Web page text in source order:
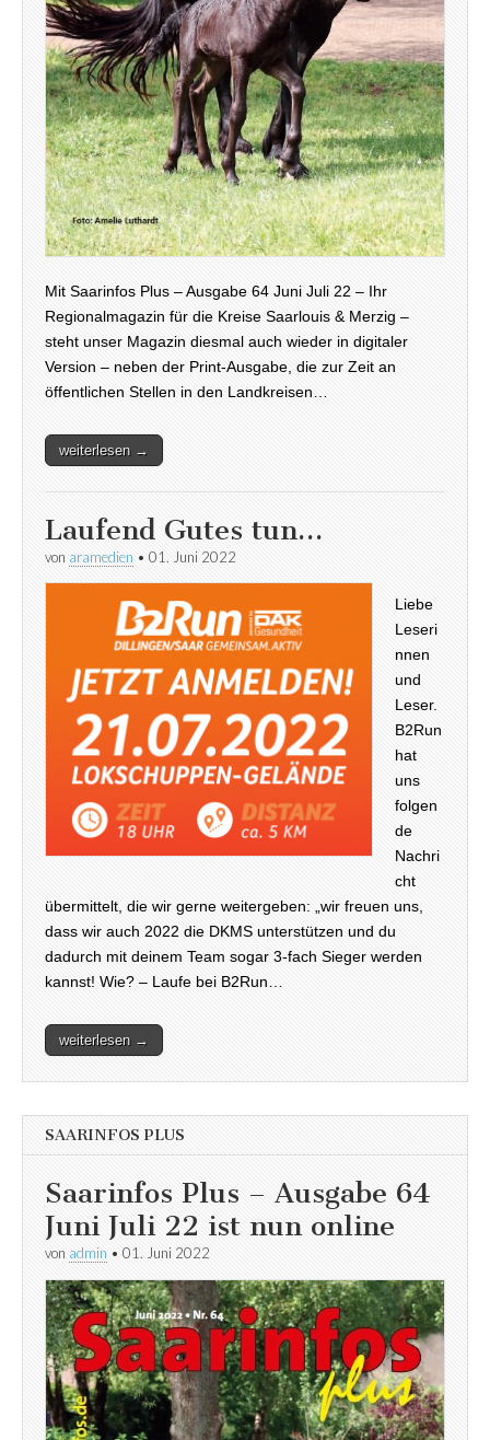
Mit Saarinfos Plus – Ausgabe 64 Juni Juli 22 – Ihr
Regionalmagazin für die Kreise Saarlouis & Merzig –
steht unser Magazin diesmal auch wieder in digitaler
Version – neben der Print-Ausgabe, die zur Zeit an
öffentlichen Stellen in den Landkreisen…
weiterlesen →
Laufend Gutes tun…
von aramedien • 01. Juni 2022
Liebe
Leseri
nnen
und
Leser.
B2Run
hat
uns
folgen
de
Nachri
cht
übermittelt, die wir gerne weitergeben: „wir freuen uns,
dass wir auch 2022 die DKMS unterstützen und du
dadurch mit deinem Team sogar 3-fach Sieger werden
kannst! Wie? – Laufe bei B2Run…
weiterlesen →
SAARINFOS PLUS
Saarinfos Plus – Ausgabe 64
Juni Juli 22 ist nun online
von admin • 01. Juni 2022